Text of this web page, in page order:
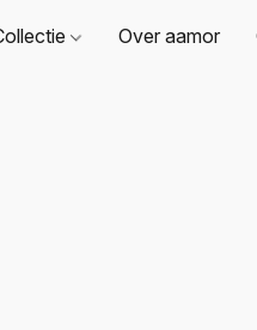
Over aamor